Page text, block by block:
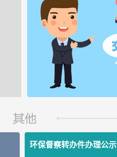
环保督察转办件办理公示